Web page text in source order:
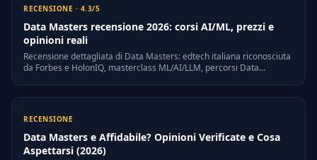
RECENSIONE · 4.3/5
Data Masters recensione 2026: corsi AI/ML, prezzi e
opinioni reali
Recensione dettagliata di Data Masters: edtech italiana riconosciuta
da Forbes e HolonIQ, masterclass ML/AI/LLM, percorsi Data
RECENSIONE
Data Masters e Affidabile? Opinioni Verificate e Cosa
Aspettarsi (2026)